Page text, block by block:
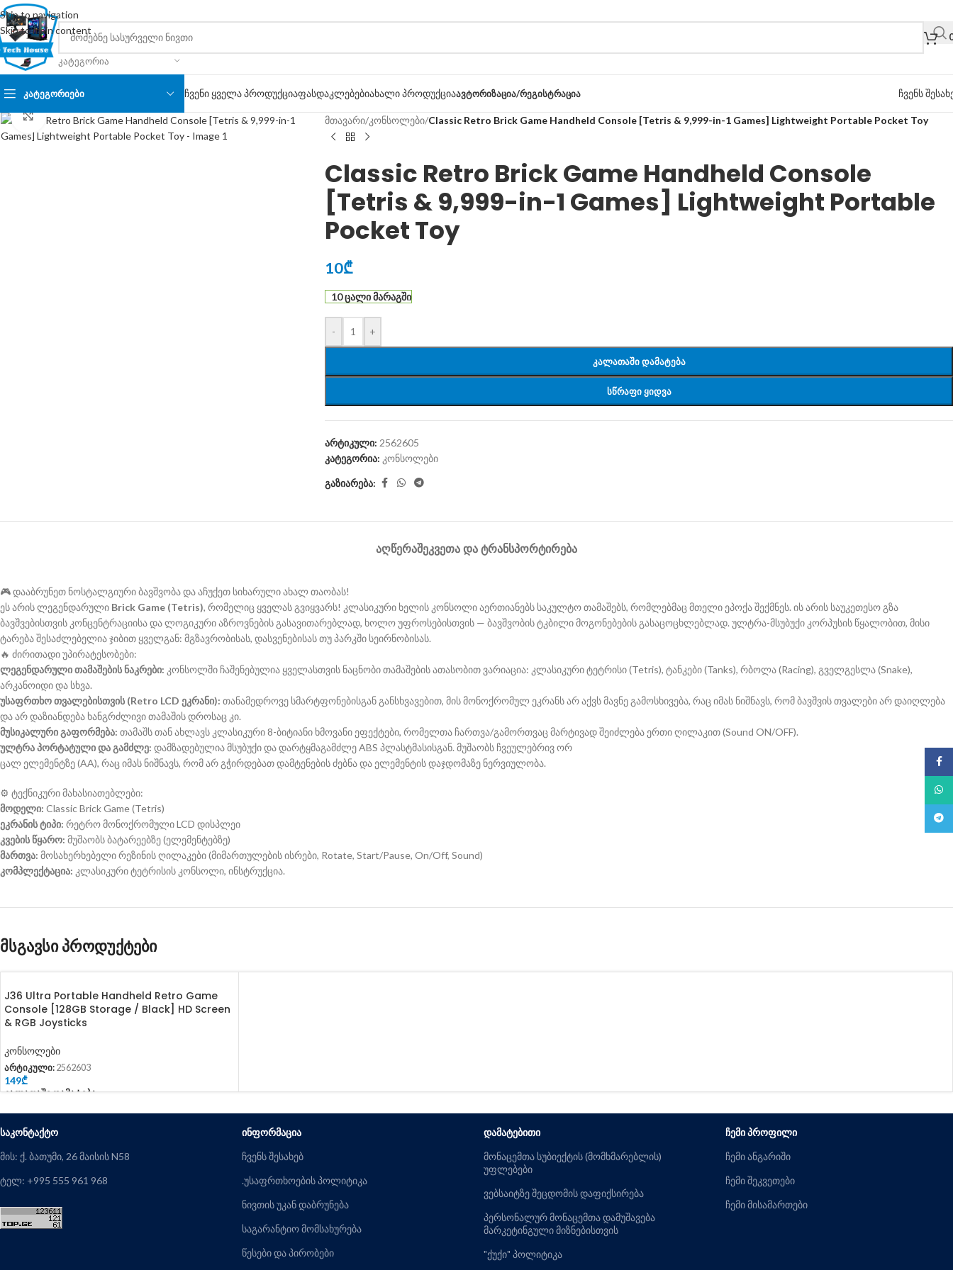
Skip to navigation
Skip to main content
ᲙᲐᲢᲔᲒᲝᲠᲘᲐ
ᲙᲐᲢᲔᲒᲝᲠᲘᲔᲑᲘ ჩვენი ყველა პროდუქციაფასდაკლებებიახალი პროდუქციაᲐᲕᲢᲝᲠᲘᲖᲐᲪᲘᲐ/ᲠᲔᲒᲘᲡᲢᲠᲐᲪᲘᲐ ჩვენს
Click to enlarge მთავარი/კონსოლები/Classic Retro Brick Game Handheld Console [Tetris & 9,999-in-1 Games] Lightweight Portable Pocket Toy
Classic Retro Brick Game Handheld Console
[Tetris & 9,999-in-1 Games] Lightweight Portable
Pocket Toy
10₾
10 ცალი მარაგში
- +
ᲙᲐᲚᲐᲗᲐᲨᲘ ᲓᲐᲛᲐᲢᲔᲑᲐ
ᲡᲬᲠᲐᲤᲘ ᲧᲘᲓᲕᲐ
არტიკული: 2562605
კატეგორია: კონსოლები
გაზიარება:
ᲐᲦᲬᲔᲠᲐᲨᲔᲙᲕᲔᲗᲐ ᲓᲐ ᲢᲠᲐᲜᲡᲞᲝᲠᲢᲘᲠᲔᲑᲐ
🎮 დააბრუნეთ ნოსტალგიური ბავშვობა და აჩუქეთ სიხარული ახალ თაობას!
ეს არის ლეგენდარული Brick Game (Tetris), რომელიც ყველას გვიყვარს! კლასიკური ხელის კონსოლი აერთიანებს საკულტო თამაშებს, რომლებმაც მთელი ეპოქა შექმნეს. ის არის საუკეთესო გზა
ბავშვებისთვის კონცენტრაციისა და ლოგიკური აზროვნების გასავითარებლად, ხოლო უფროსებისთვის — ბავშვობის ტკბილი მოგონებების გასაცოცხლებლად. ულტრა-მსუბუქი კორპუსის წყალობით, მისი
ტარება შესაძლებელია ჯიბით ყველგან: მგზავრობისას, დასვენებისას თუ პარკში სეირნობისას.
🔥 ძირითადი უპირატესობები:
ლეგენდარული თამაშების ნაკრები: კონსოლში ჩაშენებულია ყველასთვის ნაცნობი თამაშების ათასობით ვარიაცია: კლასიკური ტეტრისი (Tetris), ტანკები (Tanks), რბოლა (Racing), გველგესლა (Snake),
არკანოიდი და სხვა.
უსაფრთხო თვალებისთვის (Retro LCD ეკრანი): თანამედროვე სმარტფონებისგან განსხვავებით, მის მონოქრომულ ეკრანს არ აქვს მავნე გამოსხივება, რაც იმას ნიშნავს, რომ ბავშვის თვალები არ დაიღლება
და არ დაზიანდება ხანგრძლივი თამაშის დროსაც კი.
მუსიკალური გაფორმება: თამაშს თან ახლავს კლასიკური 8-ბიტიანი ხმოვანი ეფექტები, რომელთა ჩართვა/გამორთვაც მარტივად შეიძლება ერთი ღილაკით (Sound ON/OFF).
ულტრა პორტატული და გამძლე: დამზადებულია მსუბუქი და დარტყმაგამძლე ABS პლასტმასისგან. მუშაობს ჩვეულებრივ ორ
ცალ ელემენტზე (AA), რაც იმას ნიშნავს, რომ არ გჭირდებათ დამტენების ძებნა და ელემენტის დაჯდომაზე ნერვიულობა.
⚙️ ტექნიკური მახასიათებლები:
მოდელი: Classic Brick Game (Tetris)
ეკრანის ტიპი: რეტრო მონოქრომული LCD დისპლეი
კვების წყარო: მუშაობს ბატარეებზე (ელემენტებზე)
მართვა: მოსახერხებელი რეზინის ღილაკები (მიმართულების ისრები, Rotate, Start/Pause, On/Off, Sound)
კომპლექტაცია: კლასიკური ტეტრისის კონსოლი, ინსტრუქცია.
მსგავსი პროდუქტები
J36 Ultra Portable Handheld Retro Game
Console [128GB Storage / Black] HD Screen
& RGB Joysticks
კონსოლები
არტიკული: 2562603
149₾
Კალათაში Დამატება
ᲡᲐᲙᲝᲜᲢᲐᲥᲢᲝ
მის: ქ. ბათუმი, 26 მაისის N58
ტელ: +995 555 961 968
ᲘᲜᲤᲝᲠᲛᲐᲪᲘᲐ
ჩვენს შესახებ
.უსაფრთხოების პოლიტიკა
ნივთის უკან დაბრუნება
საგარანტიო მომსახურება
წესები და პირობები
ᲓᲐᲛᲐᲢᲔᲑᲘᲗᲘ
მონაცემთა სუბიექტის (მომხმარებლის)
უფლებები
ვებსაიტზე შეცდომის დაფიქსირება
პერსონალურ მონაცემთა დამუშავება
მარკეტინგული მიზნებისთვის
"ქუქი" პოლიტიკა
ᲩᲔᲛᲘ ᲞᲠᲝᲤᲘᲚᲘ
ჩემი ანგარიში
ჩემი შეკვეთები
ჩემი მისამართები